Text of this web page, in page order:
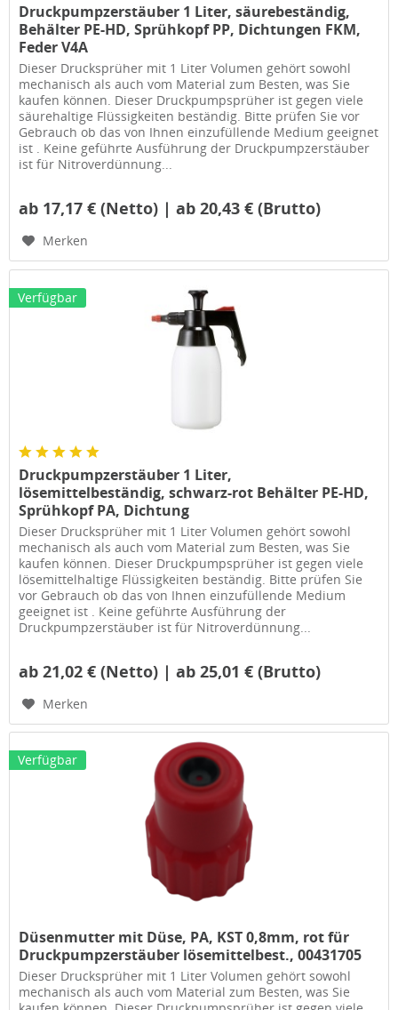
Druckpumpzerstäuber 1 Liter, säurebeständig,
Behälter PE-HD, Sprühkopf PP, Dichtungen FKM,
Feder V4A
Dieser Drucksprüher mit 1 Liter Volumen gehört sowohl
mechanisch als auch vom Material zum Besten, was Sie
kaufen können. Dieser Druckpumpsprüher ist gegen viele
säurehaltige Flüssigkeiten beständig. Bitte prüfen Sie vor
Gebrauch ob das von Ihnen einzufüllende Medium geeignet
ist . Keine geführte Ausführung der Druckpumpzerstäuber
ist für Nitroverdünnung...
ab 17,17 € (Netto) | ab 20,43 € (Brutto)
Merken
Verfügbar
Druckpumpzerstäuber 1 Liter,
lösemittelbeständig, schwarz-rot Behälter PE-HD,
Sprühkopf PA, Dichtung
Dieser Drucksprüher mit 1 Liter Volumen gehört sowohl
mechanisch als auch vom Material zum Besten, was Sie
kaufen können. Dieser Druckpumpsprüher ist gegen viele
lösemittelhaltige Flüssigkeiten beständig. Bitte prüfen Sie
vor Gebrauch ob das von Ihnen einzufüllende Medium
geeignet ist . Keine geführte Ausführung der
Druckpumpzerstäuber ist für Nitroverdünnung...
ab 21,02 € (Netto) | ab 25,01 € (Brutto)
Merken
Verfügbar
Düsenmutter mit Düse, PA, KST 0,8mm, rot für
Druckpumpzerstäuber lösemittelbest., 00431705
Dieser Drucksprüher mit 1 Liter Volumen gehört sowohl
mechanisch als auch vom Material zum Besten, was Sie